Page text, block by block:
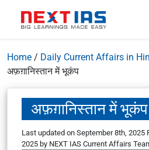
Home / Daily Current Affairs in
अफ़ग़ानिस्तान में भूकंप
अफ़ग़ानिस्तान में भूकंप
Last updated on September 8th, 2025
2025 by NEXT IAS Current Affairs